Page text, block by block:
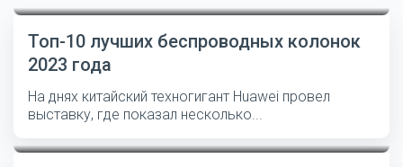
Топ-10 лучших беспроводных колонок
2023 года
На днях китайский техногигант Huawei провел
выставку, где показал несколько...